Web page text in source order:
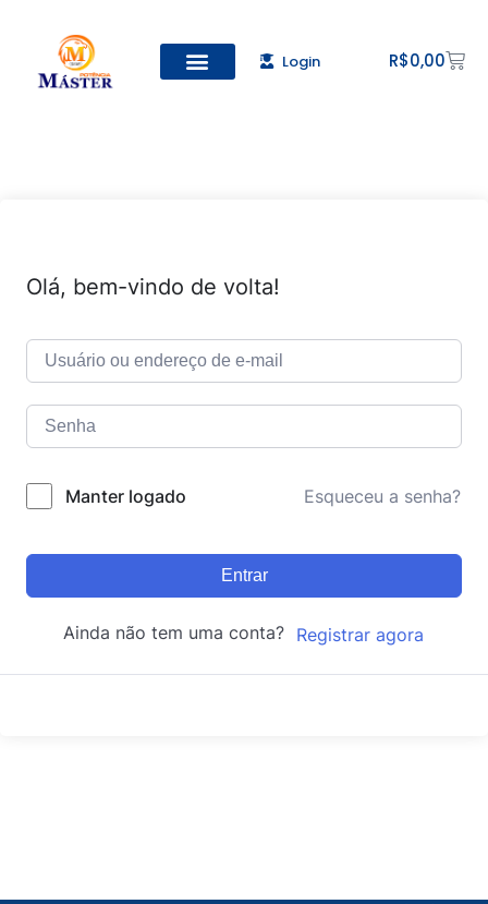
Login R$0,00
Olá, bem-vindo de volta!
Manter logado Esqueceu a senha?
Entrar
Ainda não tem uma conta? Registrar agora